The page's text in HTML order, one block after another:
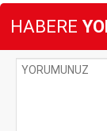
HABERE